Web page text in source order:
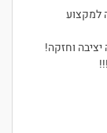
למקצוע
וחזקה!